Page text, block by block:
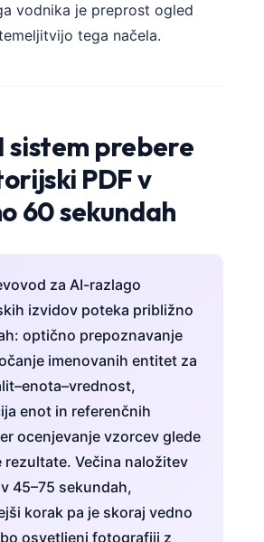
vodnika je preprost ogled
tega načela.
sistem prebere
PDF v
60 sekundah
za AI-razlago
izvidov poteka približno
optično prepoznavanje
imenovanih entitet za
enot in referenčnih
ocenjevanje vzorcev glede
rezultate. Večina naložitev
45–75 sekundah,
korak pa je skoraj vedno
osvetljeni fotografiji z